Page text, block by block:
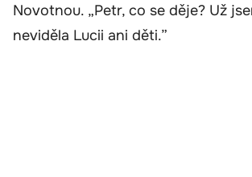
Novotnou. „Petr, co se děje? Už
neviděla Lucii ani děti.”